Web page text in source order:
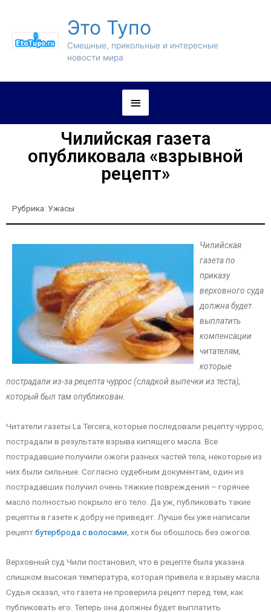
Это Тупо
Смешные, прикольные и интересные
новости мира
Чилийская газета
опубликовала «взрывной
рецепт»
Рубрика: Ужасы
Чилийская
газета по
приказу
верховного суда
должна будет
выплатить
компенсации
читателям,
которые
пострадали из-за рецепта чуррос (сладкой выпечки из теста),
который был там опубликован.
Читатели газеты La Tercera, которые последовали рецепту чуррос,
пострадали в результате взрыва кипящего масла. Все
пострадавшие получили ожоги разных частей тела, некоторые из
них были сильные. Согласно судебным документам, один из
пострадавших получил очень тяжкие повреждения – горячее
масло полностью покрыло его тело. Да уж, публиковать такие
рецепты в газете к добру не приведет. Лучше бы уже написали
рецептбутерброда с волосами , хотя бы обошлось без ожогов.
Верховный суд Чили постановил, что в рецепте была указана
слишком высокая температура, которая привела к взрыву масла.
Судья сказал, что газета не проверила рецепт перед тем, как
публиковать его. Теперь она должны будет выплатить